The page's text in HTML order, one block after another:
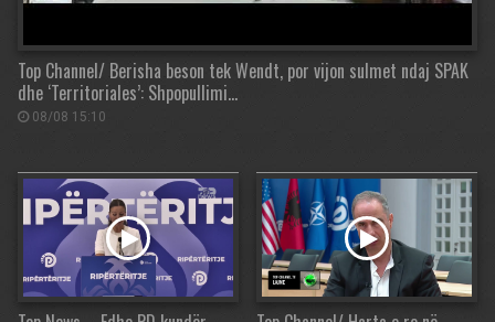
Top Channel/ Berisha beson tek Wendt, por vijon sulmet ndaj SPAK
dhe ‘Territoriales’: Shpopullimi…
08/08 15:10